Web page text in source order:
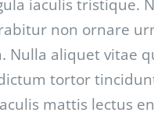
iaculis tristique.
non ornare
Nulla aliquet vitae
tortor
mattis lectus